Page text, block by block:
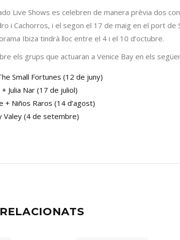
Live Shows es celebren de manera prèvia dos
i Cachorros, i el segon el 17 de maig en el port
Ibiza tindrà lloc entre el 4 i el 10 d’octubre.
els grups que actuaran a Venice Bay en els
Small Fortunes (12 de juny)
Julia Nar (17 de juliol)
+ Niños Raros (14 d’agost)
Valey (4 de setembre)